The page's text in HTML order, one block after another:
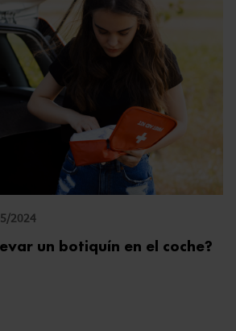
2024
un botiquín en el coche?